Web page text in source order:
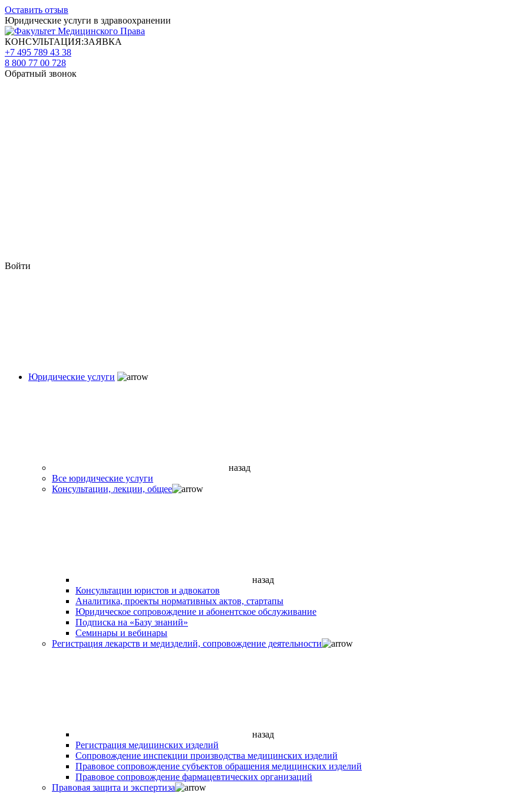
Оставить отзыв
Юридические услуги в здравоохранении
КОНСУЛЬТАЦИЯ:ЗАЯВКА
+7 495 789 43 38
8 800 77 00 728
Обратный звонок
Войти
Юридические услуги
назад
Все юридические услуги
Консультации, лекции, общее
назад
Консультации юристов и адвокатов
Аналитика, проекты нормативных актов, стартапы
Юридическое сопровождение и абонентское обслуживание
Подписка на «Базу знаний»
Семинары и вебинары
Регистрация лекарств и медизделий, сопровождение деятельности
назад
Регистрация медицинских изделий
Сопровождение инспекции производства медицинских изделий
Правовое сопровождение субъектов обращения медицинских изделий
Правовое сопровождение фармацевтических организаций
Правовая защита и экспертиза